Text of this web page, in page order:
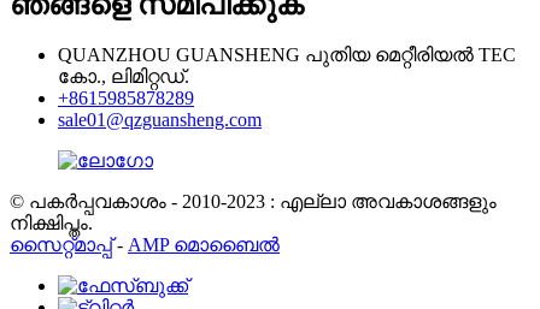
QUANZHOU GUANSHENG പുതിയ മെറ്റീരിയൽ TEC
കോ., ലിമിറ്റഡ്.
+8615985878289
sale01@qzguansheng.com
© പകർപ്പവകാശം - 2010-2023 : എല്ലാ അവകാശങ്ങളും
നിക്ഷിപ്തം.
സൈറ്റ്മാപ്പ്- AMP മൊബൈൽ